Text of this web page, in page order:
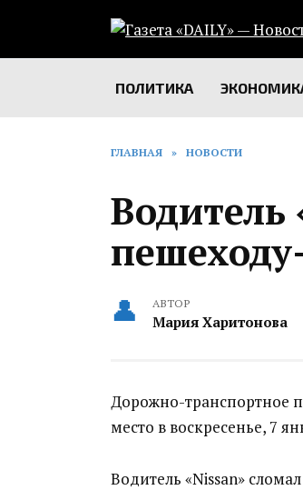
содержанию
ПОЛИТИКА
ГЛАВНАЯ » НОВОСТИ
Водитель
АВТОР
Мария Харитонова
Дорожно-транспортное
место в воскресенье, 7
Водитель «Nissan»